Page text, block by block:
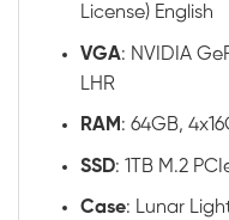
License) English
VGA: NVIDIA
LHR
RAM : 64GB,
SSD: 1TB M.2
Case: Lunar